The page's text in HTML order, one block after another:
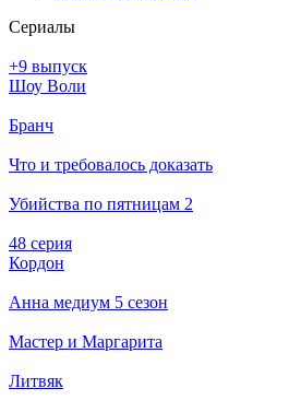
Се­риа­лы
+9 выпуск
Шоу Воли
Бранч
Что и требовалось доказать
Убийства по пятницам 2
48 серия
Кордон
Анна медиум 5 сезон
Мастер и Маргарита
Литвяк